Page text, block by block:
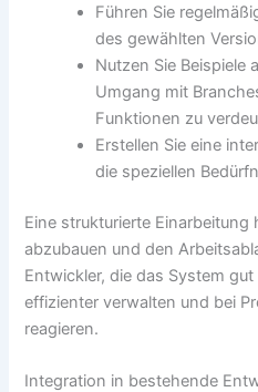
Führen Sie
des gewählten
Nutzen Sie Beispiele
Umgang mit
Funktionen zu
Erstellen Sie eine
die speziellen
Eine strukturierte
abzubauen und den
Entwickler, die das System
effizienter verwalten und bei
reagieren.
Integration in bestehende